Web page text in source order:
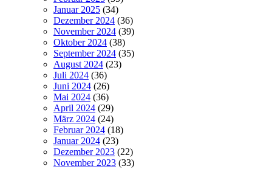
Januar 2025 (34)
Dezember 2024 (36)
November 2024 (39)
Oktober 2024 (38)
September 2024 (35)
August 2024 (23)
Juli 2024 (36)
Juni 2024 (26)
Mai 2024 (36)
April 2024 (29)
März 2024 (24)
Februar 2024 (18)
Januar 2024 (23)
Dezember 2023 (22)
November 2023 (33)